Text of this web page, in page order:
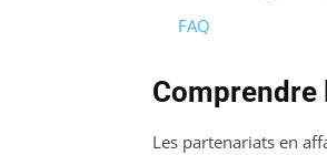
FAQ
Comprendre
Les partenariats en